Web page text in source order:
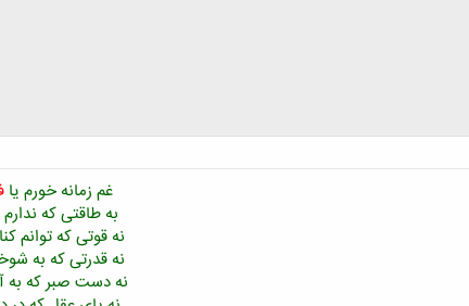
غم زمانه خورم یا
به طاقتی که
نه قوتی که توانم
نه قدرتی که به
نه دست صبر که به